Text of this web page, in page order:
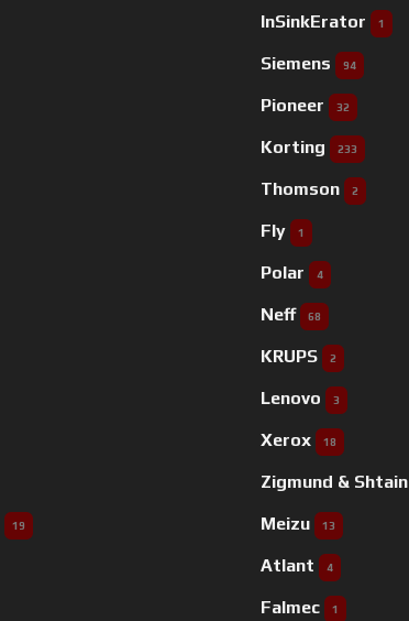
19
InSinkErator 1
Siemens 94
Pioneer 32
Korting 233
Thomson 2
Fly 1
Polar 4
Neff 68
KRUPS 2
Lenovo 3
Xerox 18
Zigmund & Shtain
Meizu 13
Atlant 4
Falmec 1